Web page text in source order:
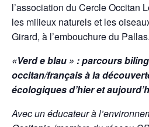
l’association du Cercle Occitan
les milieux naturels et les
Girard, à l’embouchure du Pallas.
«Verd e blau » : parcours
occitan/français à la
écologiques d’hier et
Avec un éducateur à